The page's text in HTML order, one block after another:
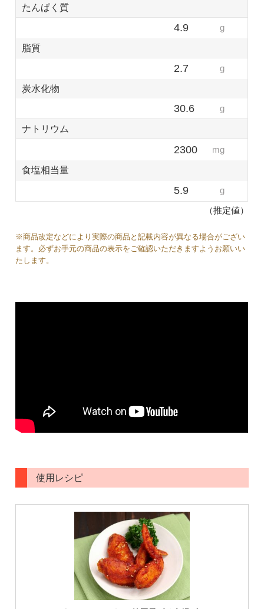
たんぱく質
4.9 g
脂質
2.7 g
炭水化物
30.6 g
ナトリウム
2300 mg
食塩相当量
5.9
g
（推定値）
※商品改定などにより実際の商品と記載内容が異なる場合がござい
ます。必ずお手元の商品の表示をご確認いただきますようお願いい
たします。
使用レシピ